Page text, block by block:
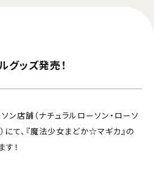
グッズ発売！
店舗（ナチュラルローソン・ローソ
にて、『魔法少女まどか☆マギカ』の
！